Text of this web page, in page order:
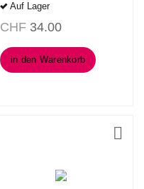
Auf Lager
CHF 34.00
in den Warenkorb